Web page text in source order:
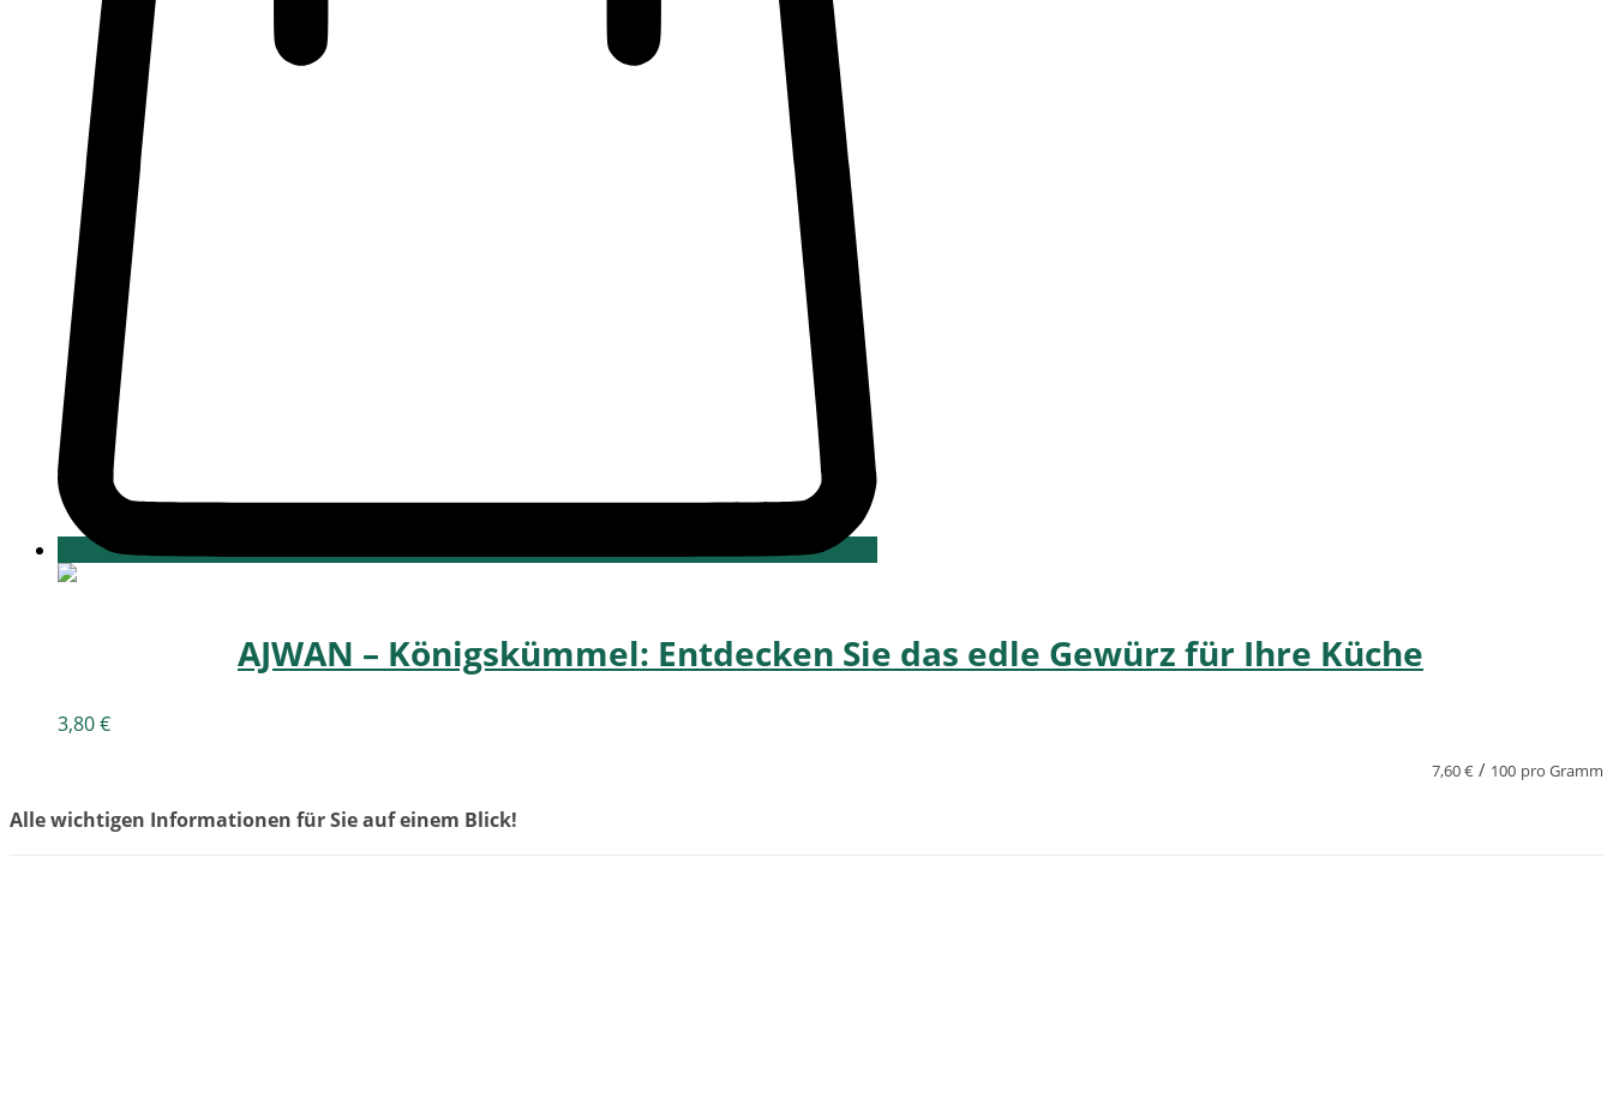
AJWAN – Königskümmel: Entdecken Sie das edle Gewürz für Ihre Küche
3,80€
7,60€ / 100 pro Gramm
Alle wichtigen Informationen für Sie auf einem Blick!